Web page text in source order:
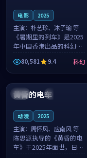
电影 2025
主演：朴艺珍、沐子瑜 等
《暑期里的列车》是2025
年中国香港出品的科幻新
作，主创团队希望用城市
夜归人的故事让观众停下
来想一想。朴艺珍领衔，
沐子瑜担任重要角色，郑
书延的叙...
80,581 9.4 科幻
日本 4K
99:20
黄昏的电车
动漫 2025
主演：周怀风、应南风 等
陈思源执导的《黄昏的电
车》于2025年面世，日本